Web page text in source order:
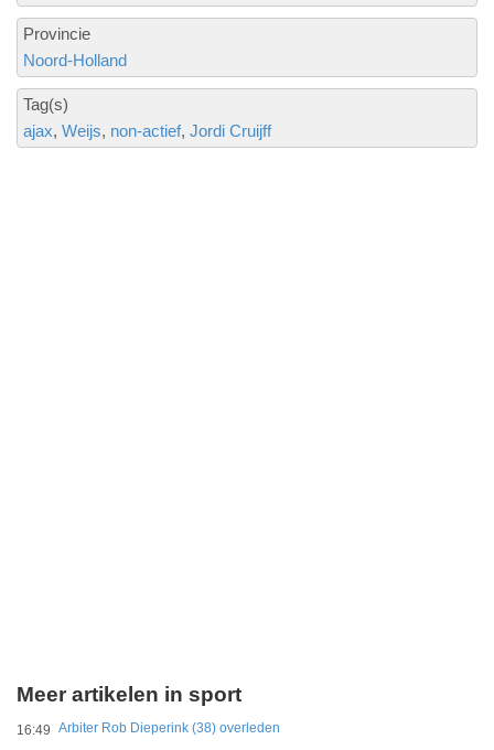
Provincie
Noord-Holland
Tag(s)
ajax Weijs non-actief Jordi Cruijff
Meer artikelen in sport
16:49 Arbiter Rob Dieperink (38) overleden